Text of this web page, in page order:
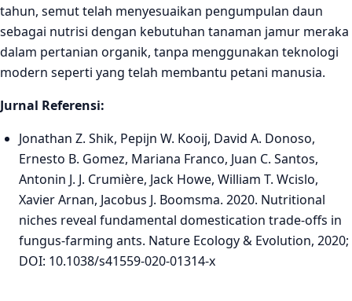
tahun, semut telah menyesuaikan pengumpulan daun
sebagai nutrisi dengan kebutuhan tanaman jamur meraka
dalam pertanian organik, tanpa menggunakan teknologi
modern seperti yang telah membantu petani manusia.
Jurnal Referensi:
Jonathan Z. Shik, Pepijn W. Kooij, David A. Donoso,
Ernesto B. Gomez, Mariana Franco, Juan C. Santos,
Antonin J. J. Crumière, Jack Howe, William T. Wcislo,
Xavier Arnan, Jacobus J. Boomsma. 2020. Nutritional
niches reveal fundamental domestication trade-offs in
fungus-farming ants. Nature Ecology & Evolution, 2020;
DOI: 10.1038/s41559-020-01314-x